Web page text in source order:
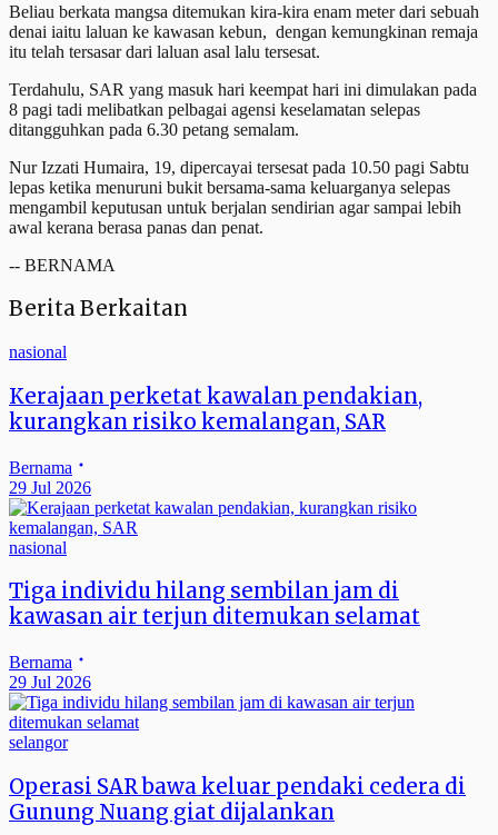
Beliau berkata mangsa ditemukan kira-kira enam meter dari sebuah
denai iaitu laluan ke kawasan kebun, dengan kemungkinan remaja
itu telah tersasar dari laluan asal lalu tersesat.
Terdahulu, SAR yang masuk hari keempat hari ini dimulakan pada
8 pagi tadi melibatkan pelbagai agensi keselamatan selepas
ditangguhkan pada 6.30 petang semalam.
Nur Izzati Humaira, 19, dipercayai tersesat pada 10.50 pagi Sabtu
lepas ketika menuruni bukit bersama-sama keluarganya selepas
mengambil keputusan untuk berjalan sendirian agar sampai lebih
awal kerana berasa panas dan penat.
-- BERNAMA
Berita Berkaitan
nasional
Kerajaan perketat kawalan pendakian,
kurangkan risiko kemalangan, SAR
Bernama
29 Jul 2026
nasional
Tiga individu hilang sembilan jam di
kawasan air terjun ditemukan selamat
Bernama
29 Jul 2026
selangor
Operasi SAR bawa keluar pendaki cedera di
Gunung Nuang giat dijalankan